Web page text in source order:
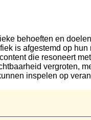
behoeften en
is afgestemd op
die resoneert
vergroten,
inspelen op